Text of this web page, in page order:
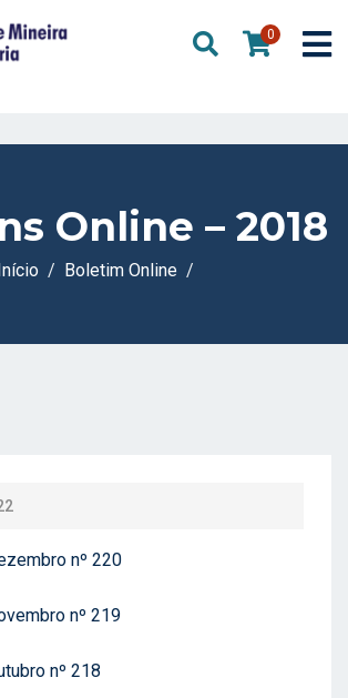
0
Online – 2018
Boletim Online
nº 220
nº 219
nº 218